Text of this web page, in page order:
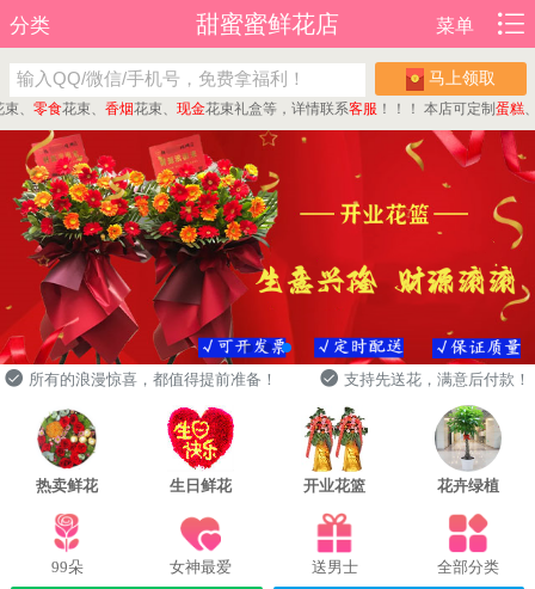
分类 甜蜜蜜鲜花店 菜单
马上领取
零食 花束、香烟 花束、现金 花束礼盒等，详情联系客服！！！ 本店可定制蛋糕 、水
所有的浪漫惊喜，都值得提前准备！ 支持先送花，满意后付款！
热卖鲜花 生日鲜花 开业花篮 花卉绿植
99朵 女神最爱 送男士 全部分类